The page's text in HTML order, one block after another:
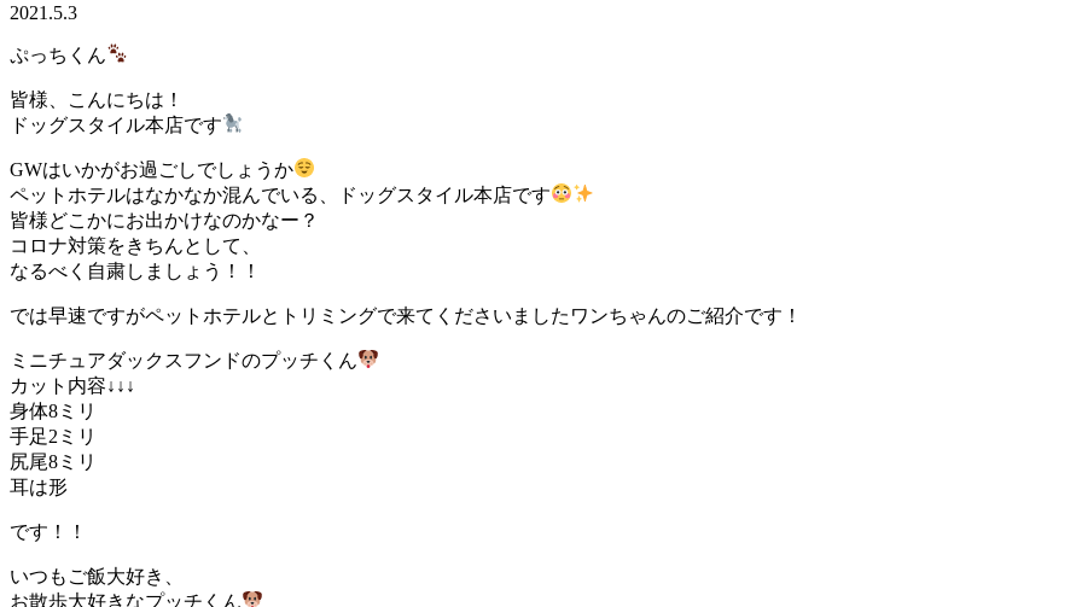
2021.5.3
ぷっちくん
皆様、こんにちは！
ドッグスタイル本店です
GWはいかがお過ごしでしょうか
ペットホテルはなかなか混んでいる、ドッグスタイル本店です
皆様どこかにお出かけなのかなー？
コロナ対策をきちんとして、
なるべく自粛しましょう！！
では早速ですがペットホテルとトリミングで来てくださいましたワンちゃんのご紹介です！
ミニチュアダックスフンドのプッチくん
カット内容↓↓↓
身体8ミリ
手足2ミリ
尻尾8ミリ
耳は形
です！！
いつもご飯大好き、
お散歩大好きなプッチくん